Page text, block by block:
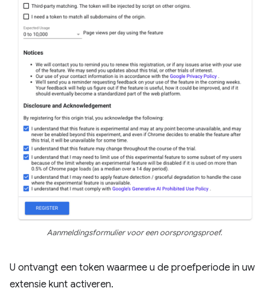
Aanmeldingsformulier voor een oorsprongsproef.
U ontvangt een token waarmee u de proefperiode in uw
extensie kunt activeren.